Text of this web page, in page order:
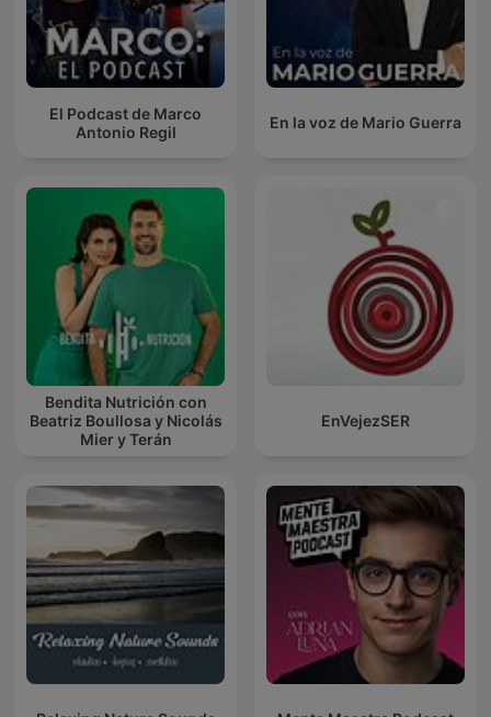
El Podcast de Marco
Antonio Regil
En la voz de Mario Guerra
Bendita Nutrición con
Beatriz Boullosa y Nicolás
Mier y Terán
EnVejezSER